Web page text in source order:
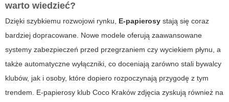
warto wiedzieć?
Dzięki szybkiemu rozwojowi rynku, E-papierosy stają się coraz
bardziej dopracowane. Nowe modele oferują zaawansowane
systemy zabezpieczeń przed przegrzaniem czy wyciekiem płynu, a
także automatyczne wyłączniki, co doceniają zarówno stali bywalcy
klubów, jak i osoby, które dopiero rozpoczynają przygodę z tym
trendem. E-papierosy klub Coco Kraków zdjęcia zyskują również na